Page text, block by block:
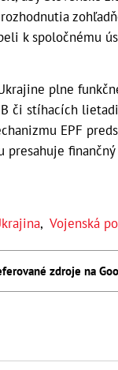
k spoločnému
plne
či stíhacích
EPF
, Vojenská
zdroje na